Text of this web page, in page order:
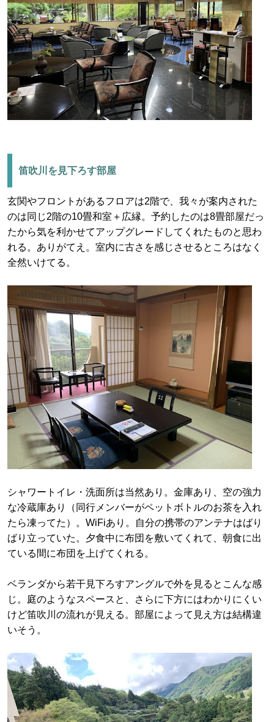
笛吹川を見下ろす部屋
玄関やフロントがあるフロアは2階で、我々が案内された
のは同じ2階の10畳和室＋広縁。予約したのは8畳部屋だっ
たから気を利かせてアップグレードしてくれたものと思わ
れる。ありがてえ。室内に古さを感じさせるところはなく
全然いけてる。
シャワートイレ・洗面所は当然あり。金庫あり、空の強力
な冷蔵庫あり（同行メンバーがペットボトルのお茶を入れ
たら凍ってた）。WiFiあり。自分の携帯のアンテナはばり
ばり立っていた。夕食中に布団を敷いてくれて、朝食に出
ている間に布団を上げてくれる。
ベランダから若干見下ろすアングルで外を見るとこんな感
じ。庭のようなスペースと、さらに下方にはわかりにくい
けど笛吹川の流れが見える。部屋によって見え方は結構違
いそう。